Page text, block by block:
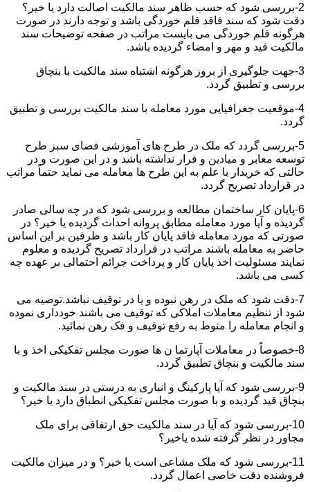
2-بررسی شود که حسب ظاهر سند مالکیت اصالت دارد یا خیر؟
دقت شود که سند فاقد قلم خوردگی باشد و توجه دارند در صورت
هرگونه قلم خوردگی می بایست مراتب در صفحه توضیحات سند
مالکیت قید و مهر و امضاء گردیده باشد.
3-جهت جلوگیری از بروز هرگونه اشتباه سند مالکیت با بنچاق
بررسی و تطبیق گردد.
4-موقعیت جغرافیایی مورد معامله با سند مالکیت بررسی و تطبیق
گردد.
5-بررسی گردد که ملک در طرح های آموزشی فضای سبز طرح
توسعه معابر و میادین و قرار نداشته باشد و در این صورت و در
حالتی که خریدار با علم به این طرح ها معامله می نماید حتماً مراتب
در قرارداد تصریح گردد.
6-پایان کار ساختمان مطالعه و بررسی شود که در چه سالی صادر
گردیده و آیا مورد معامله مطابق پروانه احداث گردیده یا خیر؟ در
صورتی که مورد معامله فاقد پایان کار باشد و طرفین بر این اساس
حاضر به معامله باشند مراتب در قرارداد تصریح گردیده و معلوم
نمایند مسئولیت اخذ پایان کار و پرداخت جرائم احتمالی بر عهده چه
کسی می باشد.
7-دقت شود که ملک در رهن نبوده و یا در توقیف نباشد.توصیه می
شود از تنظیم معاملات املاکی که توقیف می باشند خودداری نموده
و انجام معامله را منوط به رفع توقیف و فک رهن نمائید.
8-خصوصاً در معاملات آپارتما ن ها صورت مجلس تفکیکی اخذ و با
سند مالکیت و بنچاق تطبیق گردد.
9-بررسی شود که آیا پارکینگ و انباری به درستی در سند مالکیت و
بنچاق قید گردیده و با صورت مجلس تفکیکی انطباق دارد یا خیر؟
10-بررسی شود که آیا در سند مالکیت حق ارتفاقی برای ملک
مجاور در نظر گرفته شده یاخیر؟
11-بررسی شود که ملک مشاعی است یا خیر؟ و در میزان مالکیت
فروشنده دقت خاصی اعمال گردد.